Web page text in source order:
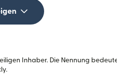
Inhaber. Die Nennung